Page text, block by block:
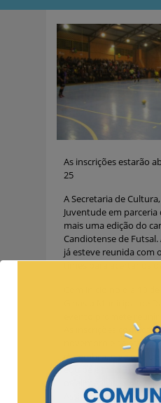
As inscrições estarão
25
A Secretaria de
Juventude em parceria
mais uma edição do
Candiotense de
já esteve reunida com
times para acertar os
As inscrições começam
novembro e se
dezembro, o valor é
equipe e mais 1kg de
os alimentos serão
Assistência Social.